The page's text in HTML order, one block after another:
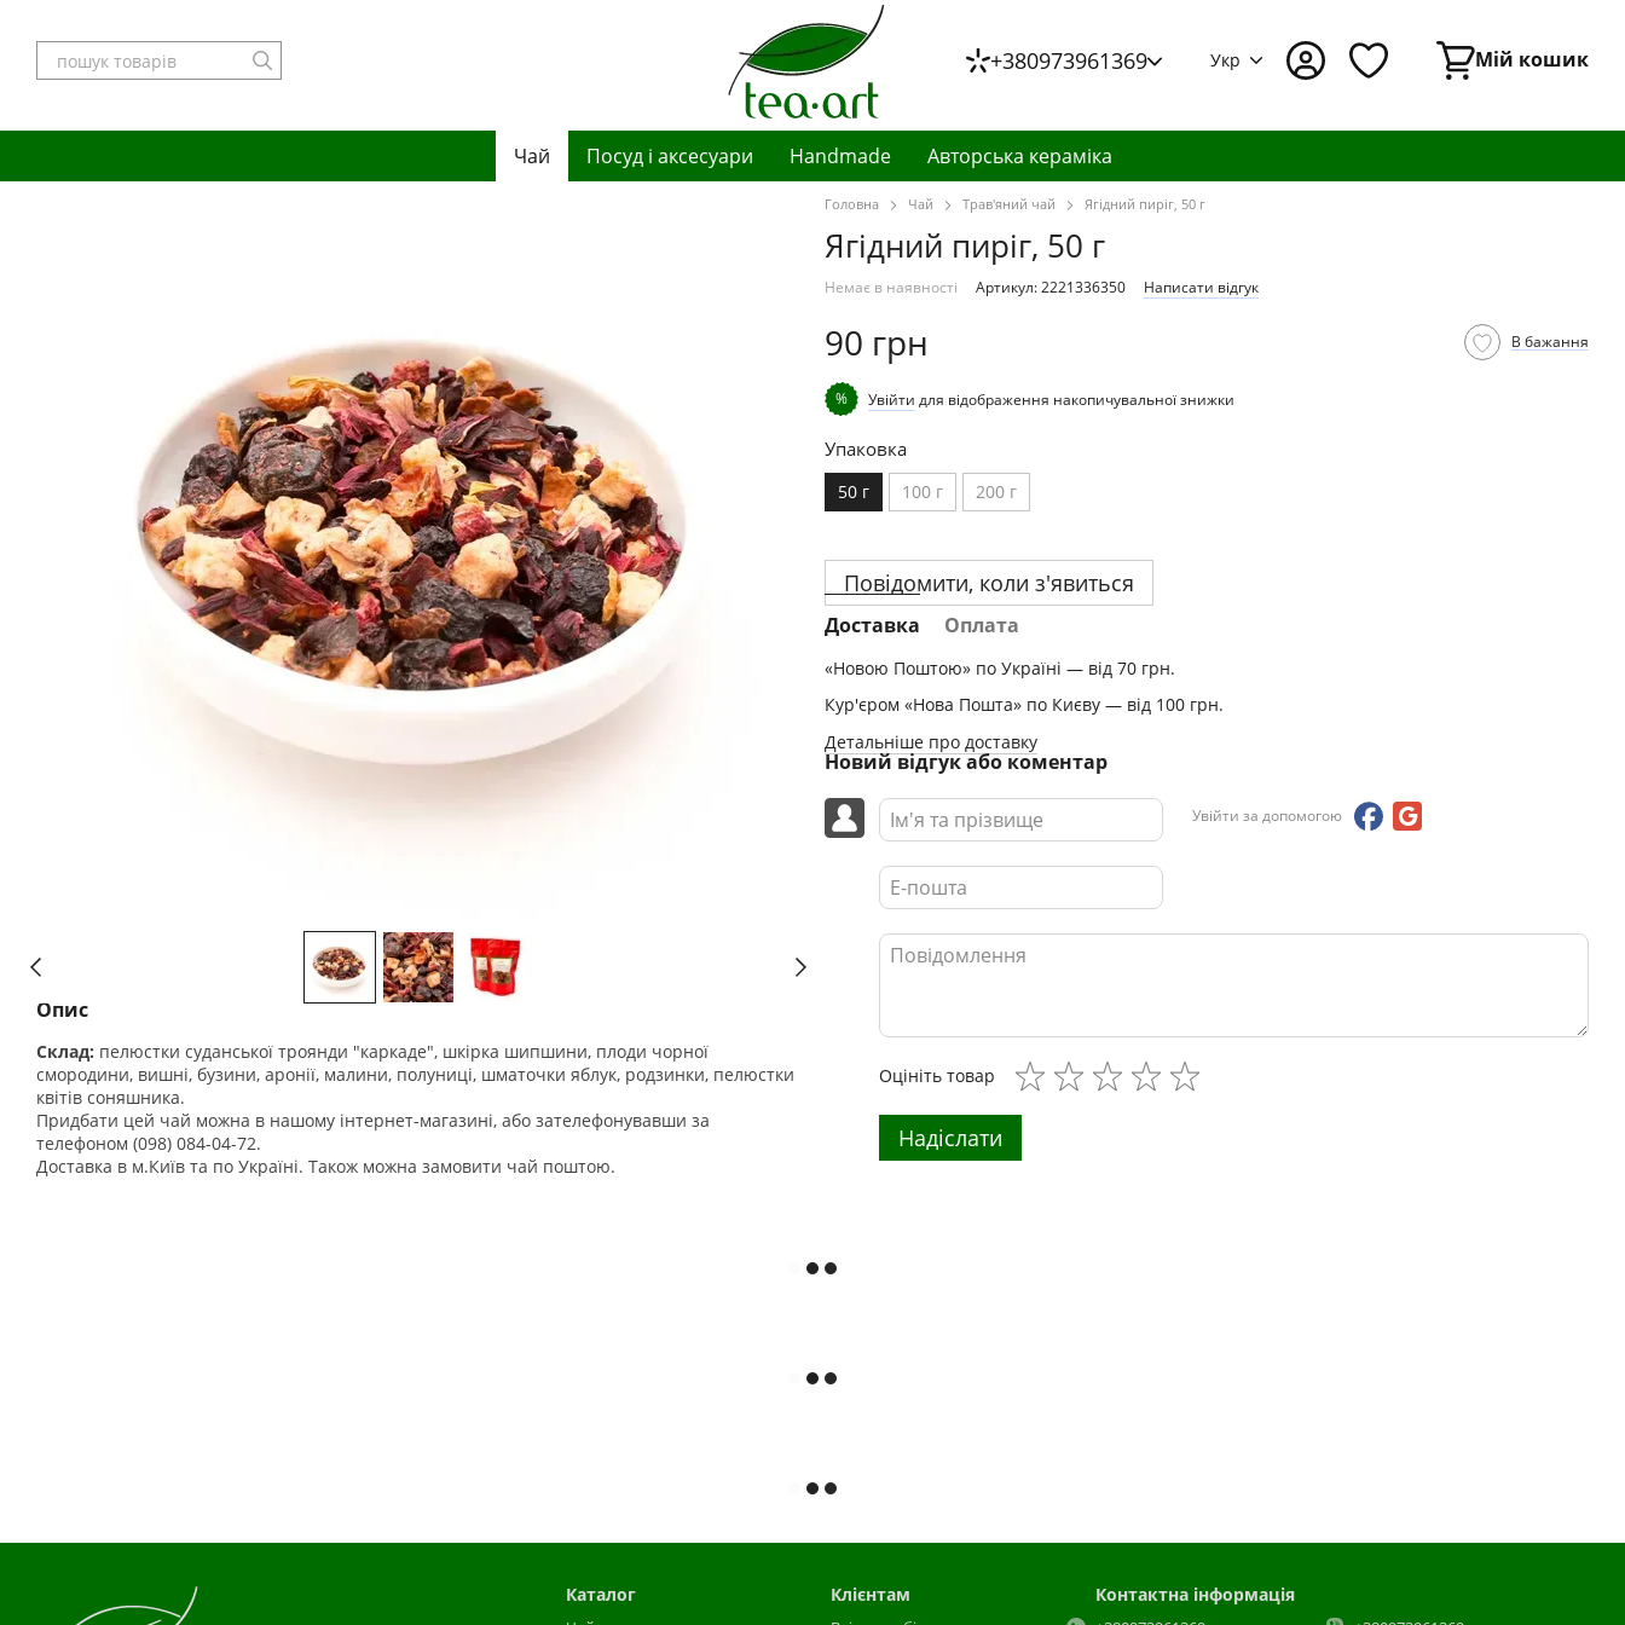
+380973961369 Укр Мій кошик
Чай Посуд і аксесуари Handmade Авторська кераміка
Опис
Склад: пелюстки суданської троянди "каркаде", шкірка шипшини, плоди чорної
смородини, вишні, бузини, аронії, малини, полуниці, шматочки яблук, родзинки, пелюстки
квітів соняшника.
Придбати цей чай можна в нашому інтернет-магазині, або зателефонувавши за
телефоном (098) 084-04-72.
Доставка в м.Київ та по Україні. Також можна замовити чай поштою.
Головна Чай Трав'яний чай Ягідний пиріг, 50 г
Ягідний пиріг, 50 г
Немає в наявності Артикул: 2221336350 Написати відгук
90 грн В бажання
% Увійти для відображення накопичувальної знижки
Упаковка
50 г 100 г 200 г
Повідомити, коли з'явиться
Доставка Оплата
«Новою Поштою» по Україні — від 70 грн.
Кур'єром «Нова Пошта» по Києву — від 100 грн.
Детальніше про доставку
Новий відгук або коментар
Увійти за допомогою
Оцініть товар
Надіслати
Каталог Клієнтам Контактна інформація